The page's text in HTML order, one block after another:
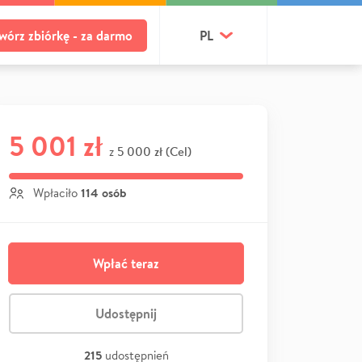
zbiórkę - za darmo PL
5 001 zł z 5 000 zł (Cel)
Wpłaciło 114 osób
Wpłać teraz
Udostępnij
215 udostępnień